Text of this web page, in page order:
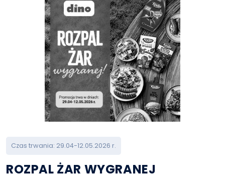
Czas trwania: 29.04-12.05.2026 r.
ROZPAL ŻAR WYGRANEJ